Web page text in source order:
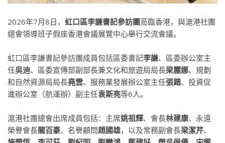
2026年7月8日， 虹口區李謙書記參訪團蒞臨香港，與滬港社團
總會領導班子假座香港會議展覽中心舉行交流會議。
虹口區李謙書記參訪團成員包括區委書記李謙、區委辦公室主
任吳迪、區委宣傳部副部長兼文化和旅遊局局長梁麗娜、規劃
和自然資源局局長堯雲、服務業發展辦公室主任張鍇、投資促
進辦公室（航運辦）副主任袁斯亮等6人。
滬港社團總會出席成員包括：主席姚祖輝、會長林建康、永遠
榮譽會長關百豪、名譽顧問趙國雄，以及常務副會長梁潔芹、